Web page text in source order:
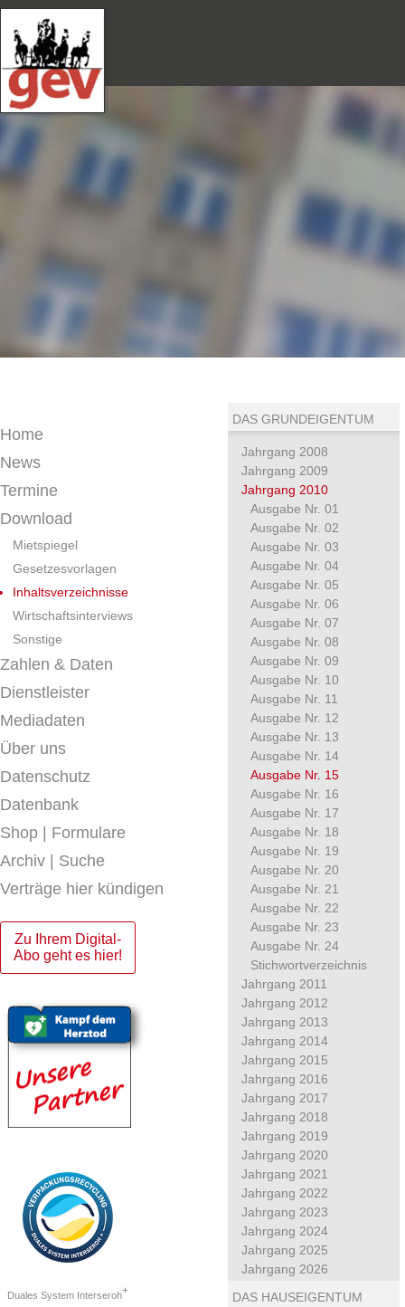
Home
News
Termine
Download
Mietspiegel
Gesetzesvorlagen
Inhaltsverzeichnisse
Wirtschaftsinterviews
Sonstige
Zahlen & Daten
Dienstleister
Mediadaten
Über uns
Datenschutz
Datenbank
Shop | Formulare
Archiv | Suche
Verträge hier kündigen
Zu Ihrem Digital-
Abo geht es hier!
Duales System Interseroh+
DAS GRUNDEIGENTUM
Jahrgang 2008
Jahrgang 2009
Jahrgang 2010
Ausgabe Nr. 01
Ausgabe Nr. 02
Ausgabe Nr. 03
Ausgabe Nr. 04
Ausgabe Nr. 05
Ausgabe Nr. 06
Ausgabe Nr. 07
Ausgabe Nr. 08
Ausgabe Nr. 09
Ausgabe Nr. 10
Ausgabe Nr. 11
Ausgabe Nr. 12
Ausgabe Nr. 13
Ausgabe Nr. 14
Ausgabe Nr. 15
Ausgabe Nr. 16
Ausgabe Nr. 17
Ausgabe Nr. 18
Ausgabe Nr. 19
Ausgabe Nr. 20
Ausgabe Nr. 21
Ausgabe Nr. 22
Ausgabe Nr. 23
Ausgabe Nr. 24
Stichwortverzeichnis
Jahrgang 2011
Jahrgang 2012
Jahrgang 2013
Jahrgang 2014
Jahrgang 2015
Jahrgang 2016
Jahrgang 2017
Jahrgang 2018
Jahrgang 2019
Jahrgang 2020
Jahrgang 2021
Jahrgang 2022
Jahrgang 2023
Jahrgang 2024
Jahrgang 2025
Jahrgang 2026
DAS HAUSEIGENTUM